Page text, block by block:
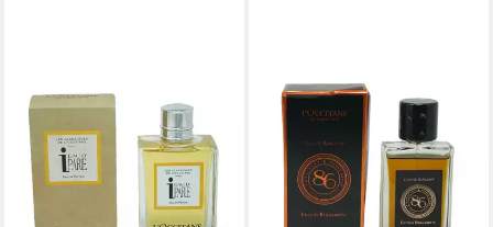
Eau de Parfum L'Occitane
L'Eau d'Parie Eau de Parfum
75 ml
229,00 €
(3.053,33 €/ 1 l)
lieferbar - in 2-3 Werktagen bei dir
L'OCCITANE
Eau de Parfum L’Occitane
Incense Bergamot Pierre
Herme Eau de Parfum 90 ml
299,00 €
(3.322,22 €/ 1 l)
lieferbar - in 2-3 Werktagen bei dir